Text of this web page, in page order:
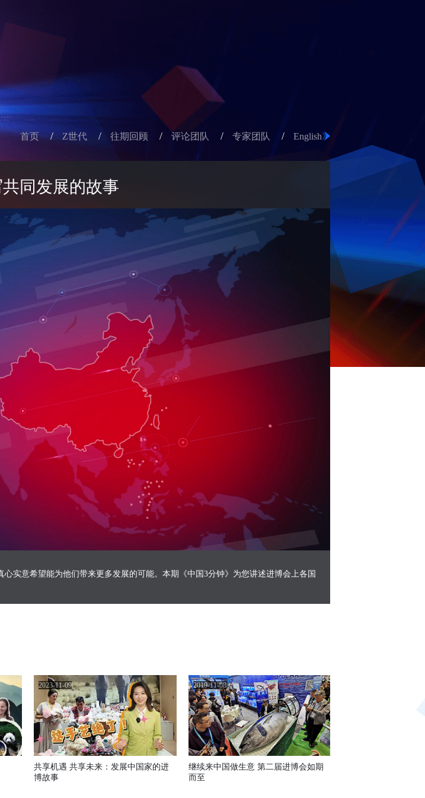
首页 / Z世代 / 往期回顾 / 评论团队 / 专家团队 / English
同发展的故事
Picture-
in-
Picture
实意希望能为他们带来更多发展的可能。本期《中国3分钟》为您讲述进博会上各国
2023-11-09
共享机遇 共享未来：发展中国家的进
博故事
2019-11-08
继续来中国做生意 第二届进博会如期
而至